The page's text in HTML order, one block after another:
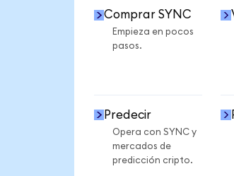
Comprar SYNC
Empieza en pocos
pasos.
Predecir
Opera con SYNC y
mercados de
predicción cripto.